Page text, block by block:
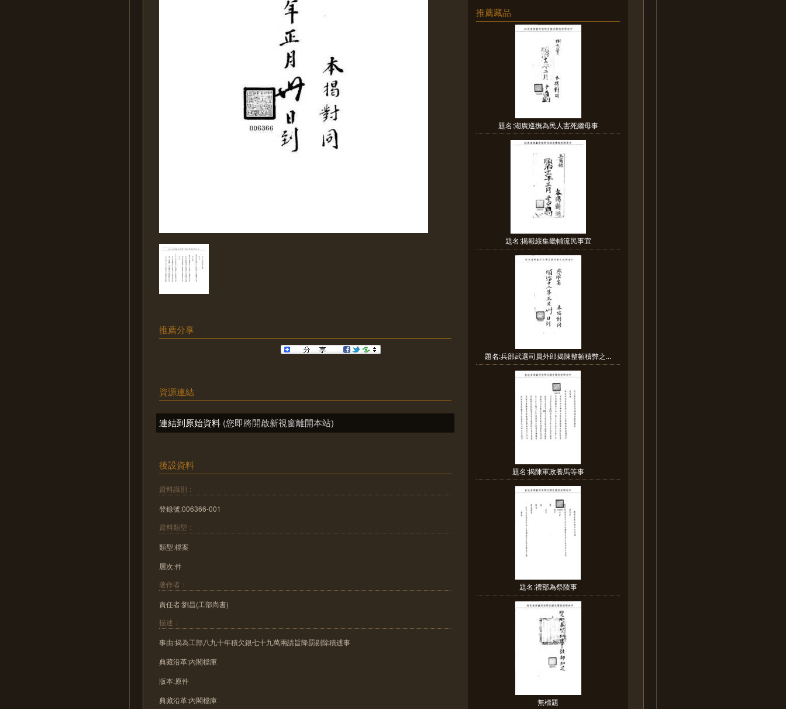
推薦分享
資源連結
連結到原始資料 (您即將開啟新視窗離開本站)
後設資料
資料識別：
登錄號:006366-001
資料類型：
類型:檔案
層次:件
著作者：
責任者:劉昌(工部尚書)
描述：
事由:揭為工部八九十年積欠銀七十九萬兩請旨降罰剔除積逋事
典藏沿革:內閣檔庫
版本:原件
典藏沿革:內閣檔庫
推薦藏品
題名:湖廣巡撫為民人害死繼母事
題名:揭報綏集畿輔流民事宜
題名:兵部武選司員外郎揭陳整頓積弊之...
題名:揭陳軍政養馬等事
題名:禮部為祭陵事
無標題